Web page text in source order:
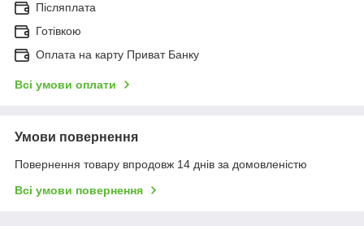
Післяплата
Готівкою
Оплата на карту Приват Банку
Всі умови оплати
Умови повернення
Повернення товару впродовж 14 днів за домовленістю
Всі умови повернення